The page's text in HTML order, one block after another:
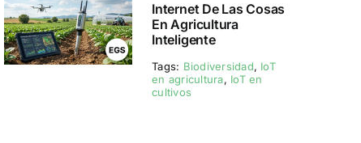
Internet De Las Cosas
En Agricultura
Inteligente
Tags: Biodiversidad, IoT
en agricultura, IoT en
cultivos